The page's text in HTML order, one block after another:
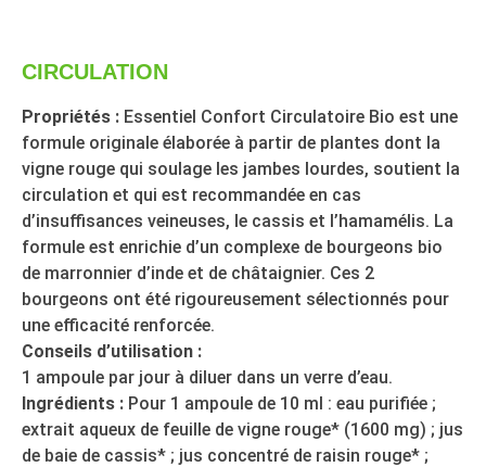
CIRCULATION
Propriétés : Essentiel Confort Circulatoire Bio est une
formule originale élaborée à partir de plantes dont la
vigne rouge qui soulage les jambes lourdes, soutient la
circulation et qui est recommandée en cas
d’insuffisances veineuses, le cassis et l’hamamélis. La
formule est enrichie d’un complexe de bourgeons bio
de marronnier d’inde et de châtaignier. Ces 2
bourgeons ont été rigoureusement sélectionnés pour
une efficacité renforcée.
Conseils d’utilisation :
1 ampoule par jour à diluer dans un verre d’eau.
Ingrédients : Pour 1 ampoule de 10 ml : eau purifiée ;
extrait aqueux de feuille de vigne rouge* (1600 mg) ; jus
de baie de cassis* ; jus concentré de raisin rouge* ;